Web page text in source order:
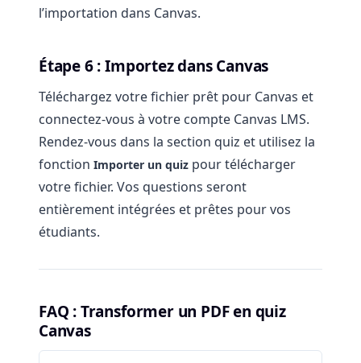
l’importation dans Canvas.
Étape 6 : Importez dans Canvas
Téléchargez votre fichier prêt pour Canvas et
connectez-vous à votre compte Canvas LMS.
Rendez-vous dans la section quiz et utilisez la
fonction Importer un quiz pour télécharger
votre fichier. Vos questions seront
entièrement intégrées et prêtes pour vos
étudiants.
FAQ : Transformer un PDF en quiz
Canvas